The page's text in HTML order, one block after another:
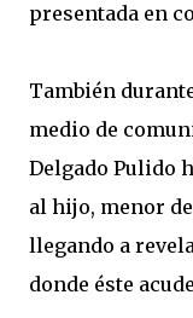
presentada en
También
medio de
Delgado Pulido
al hijo, menor
llegando a
donde éste